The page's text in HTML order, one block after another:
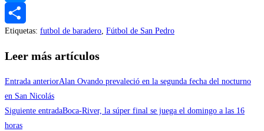
Messenger
Compartir
Etiquetas: futbol de baradero Fútbol de San Pedro
Leer más artículos
Entrada anteriorAlan Ovando prevaleció en la segunda fecha del nocturno
en San Nicolás
Siguiente entradaBoca-River, la súper final se juega el domingo a las 16
horas